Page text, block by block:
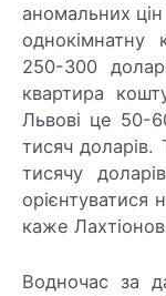
аномальних
250-300
квартира
Львові це 50-
тисяч
тисячу
орієнтуватися
каже
Водночас за